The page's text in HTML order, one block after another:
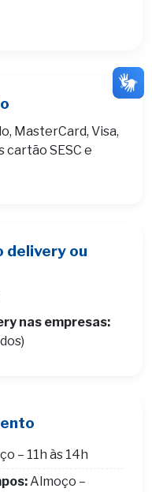
MasterCard, Visa,
cartão SESC e
delivery ou
nas empresas:
– 11h às 14h
Almoço –